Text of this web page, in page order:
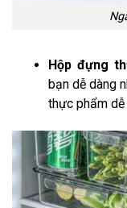
Hộp đựng
bạn dễ dàng
thực phẩm dễ